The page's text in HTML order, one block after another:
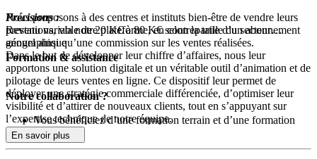
Nous proposons à des centres et instituts bien-être de vendre leurs
prestations, via notre plateforme, en contrepartie d’un abonnement
annuel ainsi qu’une commission sur les ventes réalisées.
Dans le but de développer leur chiffre d’affaires, nous leur
apportons une solution digitale et un véritable outil d’animation et de
pilotage de leurs ventes en ligne. Ce dispositif leur permet de
déployer une stratégie commerciale différenciée, d’optimiser leur
visibilité et d’attirer de nouveaux clients, tout en s’appuyant sur
l’expertise technique de notre équipe.
Fichier clients
Précisions :
Revenu variable de 20 K€ à 80 K€ selon la taille du secteur
géographique
Formation & assistance
Notre collaboration ?
Vous bénéficiez d’une formation terrain et d’une formation
pour l’utilisation des outils de gestion de la plateforme
Vous êtes accompagné au quotidien par le siège (e-mail,
En savoir plus